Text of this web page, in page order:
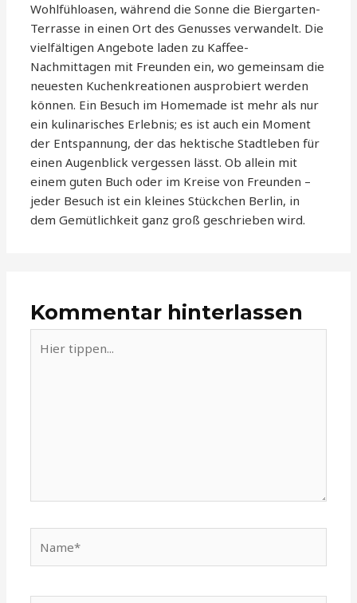
Wohlfühloasen, während die Sonne die Biergarten-
Terrasse in einen Ort des Genusses verwandelt. Die
vielfältigen Angebote laden zu Kaffee-
Nachmittagen mit Freunden ein, wo gemeinsam die
neuesten Kuchenkreationen ausprobiert werden
können. Ein Besuch im Homemade ist mehr als nur
ein kulinarisches Erlebnis; es ist auch ein Moment
der Entspannung, der das hektische Stadtleben für
einen Augenblick vergessen lässt. Ob allein mit
einem guten Buch oder im Kreise von Freunden –
jeder Besuch ist ein kleines Stückchen Berlin, in
dem Gemütlichkeit ganz groß geschrieben wird.
Kommentar hinterlassen
tippen...